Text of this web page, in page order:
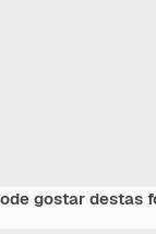
gostar destas